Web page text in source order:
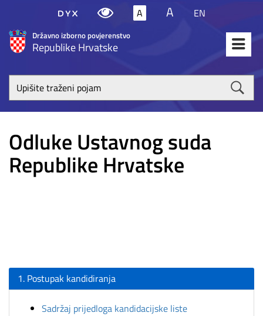
Državno izborno povjerenstvo
Republike Hrvatske
A A EN
Upišite
traženi
Odluke Ustavnog suda
Republike Hrvatske
1. Postupak kandidiranja
Sadržaj prijedloga kandidacijske liste